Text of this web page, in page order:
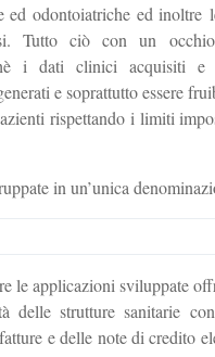
ed odontoiatriche ed
Tutto ciò con un occhio
i dati clinici acquisiti e
e soprattutto essere
rispettando i limiti
in un’unica
le applicazioni sviluppate
delle strutture sanitarie
e delle note di credito